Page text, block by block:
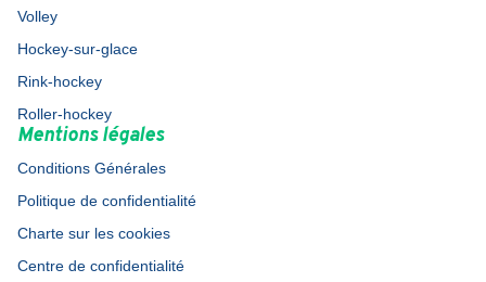
Volley
Hockey-sur-glace
Rink-hockey
Roller-hockey
Mentions légales
Conditions Générales
Politique de confidentialité
Charte sur les cookies
Centre de confidentialité